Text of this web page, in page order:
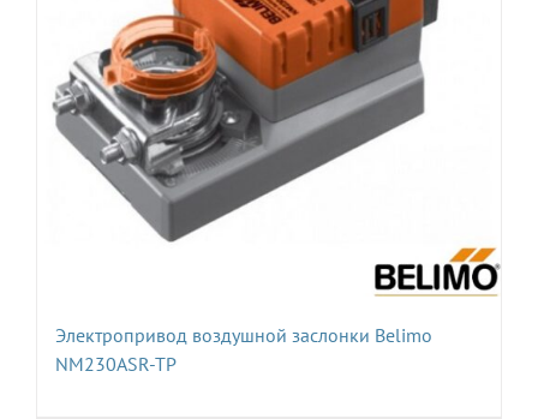
Электропривод воздушной заслонки Belimo
NM230ASR-TP